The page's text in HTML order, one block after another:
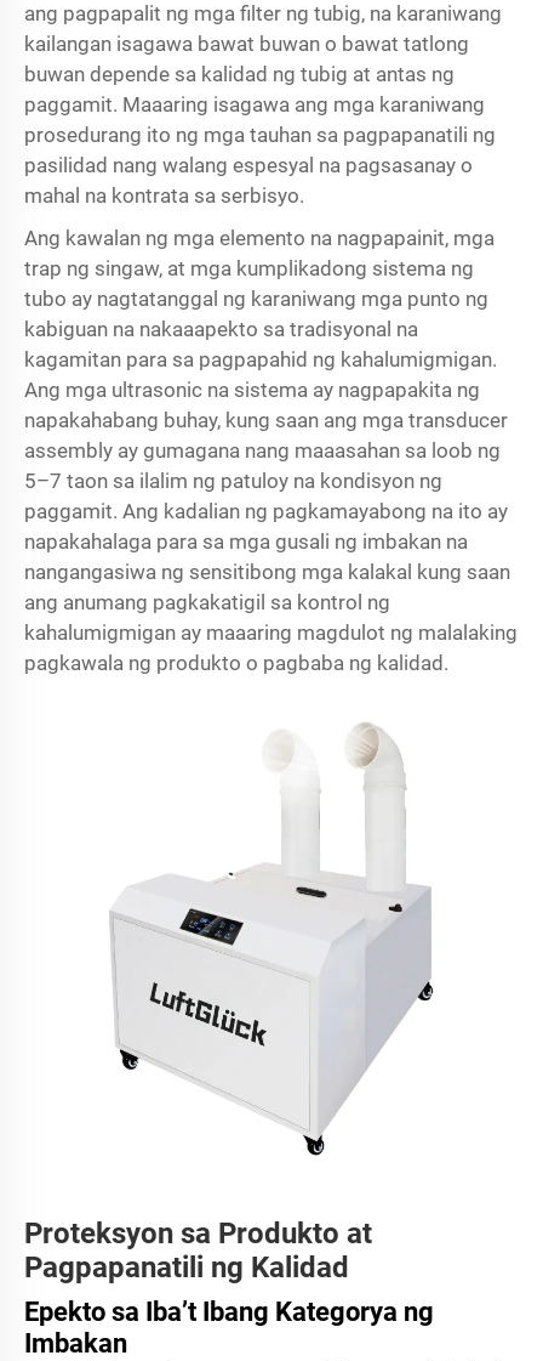
ang pagpapalit ng mga filter ng tubig, na karaniwang
kailangan isagawa bawat buwan o bawat tatlong
buwan depende sa kalidad ng tubig at antas ng
paggamit. Maaaring isagawa ang mga karaniwang
prosedurang ito ng mga tauhan sa pagpapanatili ng
pasilidad nang walang espesyal na pagsasanay o
mahal na kontrata sa serbisyo.
Ang kawalan ng mga elemento na nagpapainit, mga
trap ng singaw, at mga kumplikadong sistema ng
tubo ay nagtatanggal ng karaniwang mga punto ng
kabiguan na nakaaapekto sa tradisyonal na
kagamitan para sa pagpapahid ng kahalumigmigan.
Ang mga ultrasonic na sistema ay nagpapakita ng
napakahabang buhay, kung saan ang mga transducer
assembly ay gumagana nang maaasahan sa loob ng
5–7 taon sa ilalim ng patuloy na kondisyon ng
paggamit. Ang kadalian ng pagkamayabong na ito ay
napakahalaga para sa mga gusali ng imbakan na
nangangasiwa ng sensitibong mga kalakal kung saan
ang anumang pagkakatigil sa kontrol ng
kahalumigmigan ay maaaring magdulot ng malalaking
pagkawala ng produkto o pagbaba ng kalidad.
Proteksyon sa Produkto at
Pagpapanatili ng Kalidad
Epekto sa Iba’t Ibang Kategorya ng
Imbakan